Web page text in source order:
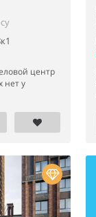
центр
нет у